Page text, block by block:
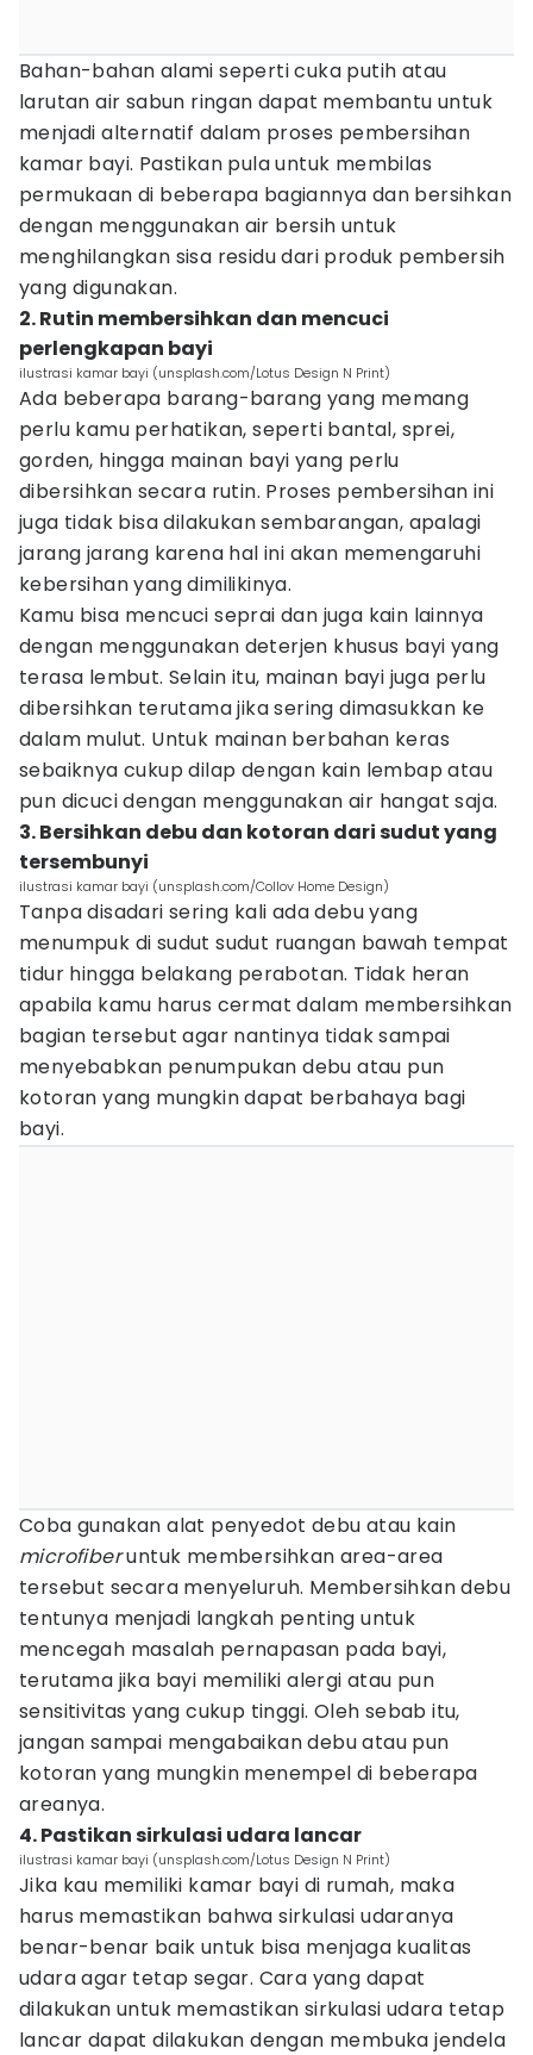
Bahan-bahan alami seperti cuka putih atau
larutan air sabun ringan dapat membantu untuk
menjadi alternatif dalam proses pembersihan
kamar bayi. Pastikan pula untuk membilas
permukaan di beberapa bagiannya dan bersihkan
dengan menggunakan air bersih untuk
menghilangkan sisa residu dari produk pembersih
yang digunakan.
2. Rutin membersihkan dan mencuci
perlengkapan bayi
ilustrasi kamar bayi (unsplash.com/Lotus Design N Print)
Ada beberapa barang-barang yang memang
perlu kamu perhatikan, seperti bantal, sprei,
gorden, hingga mainan bayi yang perlu
dibersihkan secara rutin. Proses pembersihan ini
juga tidak bisa dilakukan sembarangan, apalagi
jarang jarang karena hal ini akan memengaruhi
kebersihan yang dimilikinya.
Kamu bisa mencuci seprai dan juga kain lainnya
dengan menggunakan deterjen khusus bayi yang
terasa lembut. Selain itu, mainan bayi juga perlu
dibersihkan terutama jika sering dimasukkan ke
dalam mulut. Untuk mainan berbahan keras
sebaiknya cukup dilap dengan kain lembap atau
pun dicuci dengan menggunakan air hangat saja.
3. Bersihkan debu dan kotoran dari sudut yang
tersembunyi
ilustrasi kamar bayi (unsplash.com/Collov Home Design)
Tanpa disadari sering kali ada debu yang
menumpuk di sudut sudut ruangan bawah tempat
tidur hingga belakang perabotan. Tidak heran
apabila kamu harus cermat dalam membersihkan
bagian tersebut agar nantinya tidak sampai
menyebabkan penumpukan debu atau pun
kotoran yang mungkin dapat berbahaya bagi
bayi.
Coba gunakan alat penyedot debu atau kain
microfiberuntuk membersihkan area-area
tersebut secara menyeluruh. Membersihkan debu
tentunya menjadi langkah penting untuk
mencegah masalah pernapasan pada bayi,
terutama jika bayi memiliki alergi atau pun
sensitivitas yang cukup tinggi. Oleh sebab itu,
jangan sampai mengabaikan debu atau pun
kotoran yang mungkin menempel di beberapa
areanya.
4. Pastikan sirkulasi udara lancar
ilustrasi kamar bayi (unsplash.com/Lotus Design N Print)
Jika kau memiliki kamar bayi di rumah, maka
harus memastikan bahwa sirkulasi udaranya
benar-benar baik untuk bisa menjaga kualitas
udara agar tetap segar. Cara yang dapat
dilakukan untuk memastikan sirkulasi udara tetap
lancar dapat dilakukan dengan membuka jendela